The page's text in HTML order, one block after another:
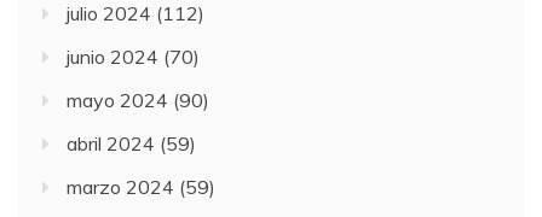
julio 2024 (112)
junio 2024 (70)
mayo 2024 (90)
abril 2024 (59)
marzo 2024 (59)